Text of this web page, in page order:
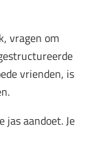
vragen om
vrienden, is
jas aandoet. Je